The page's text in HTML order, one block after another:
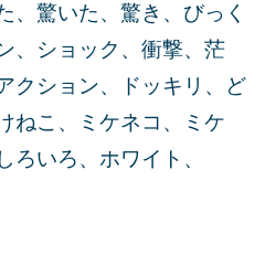
、驚いた、驚き、びっく
、ショック、衝撃、茫
クション、ドッキリ、ど
ねこ、ミケネコ、ミケ
ろいろ、ホワイト、